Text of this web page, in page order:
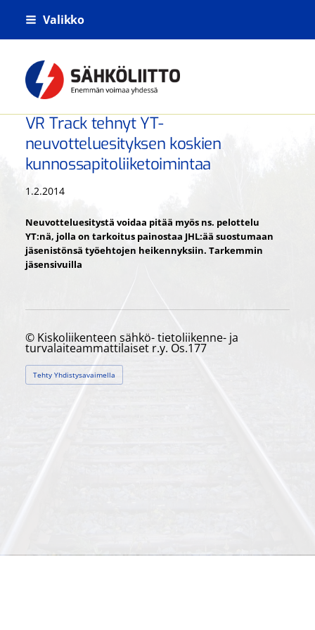
Siirry
sivun
sisältöön
Valikko
Kiskoliikenteen sähkö- tietoliikenne-
VR Track tehnyt YT-
neuvotteluesityksen koskien
kunnossapitoliiketoimintaa
1.2.2014
Neuvotteluesitystä voidaa pitää myös ns. pelottelu
YT:nä, jolla on tarkoitus painostaa JHL:ää suostumaan
jäsenistönsä työehtojen heikennyksiin. Tarkemmin
jäsensivuilla
© Kiskoliikenteen sähkö- tietoliikenne- ja
turvalaiteammattilaiset r.y. Os.177
Tehty Yhdistysavaimella